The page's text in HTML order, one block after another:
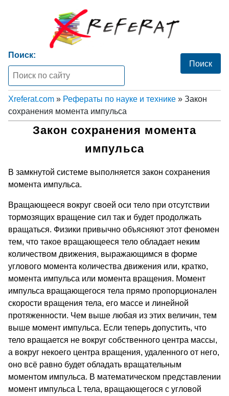
Поиск:
Xreferat.com » Рефераты по науке и технике » Закон
сохранения момента импульса
Закон сохранения момента
импульса
В замкнутой системе выполняется закон сохранения
момента импульса.
Вращающееся вокруг своей оси тело при отсутствии
тормозящих вращение сил так и будет продолжать
вращаться. Физики привычно объясняют этот феномен
тем, что такое вращающееся тело обладает неким
количеством движения, выражающимся в форме
углового момента количества движения или, кратко,
момента импульса или момента вращения. Момент
импульса вращающегося тела прямо пропорционален
скорости вращения тела, его массе и линейной
протяженности. Чем выше любая из этих величин, тем
выше момент импульса. Если теперь допустить, что
тело вращается не вокруг собственного центра массы,
а вокруг некоего центра вращения, удаленного от него,
оно всё равно будет обладать вращательным
моментом импульса. В математическом представлении
момент импульса L тела, вращающегося с угловой